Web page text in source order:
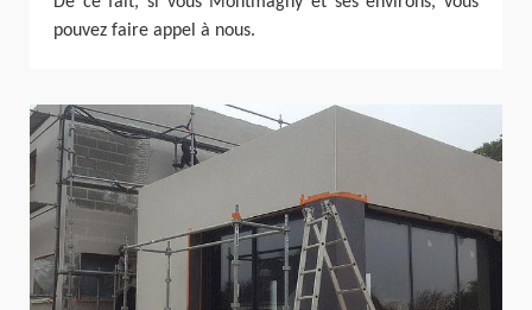
pouvez faire appel à nous.